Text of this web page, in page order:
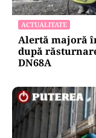
Pericol de
măsurile de
consumului de